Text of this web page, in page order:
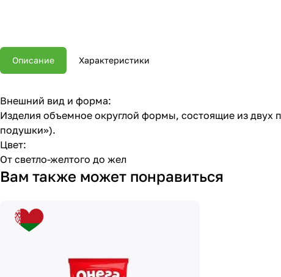
Описание Характеристики
Внешний вид и форма:
Изделия объемное округлой формы, состоящие из двух
подушки»).
Цвет:
От светло-желтого до жел
Вам также может понравиться